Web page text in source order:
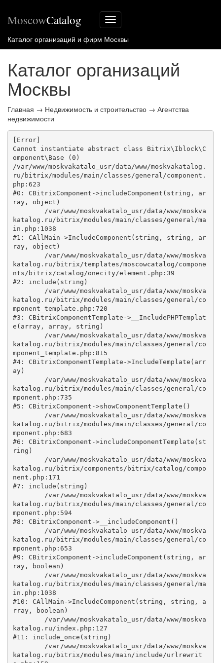
Меню
сайта
MoscowCatalog
Каталог организаций и фирм Москвы
Каталог организаций
Москвы
Главная → Недвижимость и строительство → Агентства
недвижимости
[Error]
Cannot instantiate abstract class Bitrix\Iblock\C
omponent\Base (0)
/var/www/moskvakatalo_usr/data/www/moskvakatalog.
ru/bitrix/modules/main/classes/general/component.
php:623
#0: CBitrixComponent->includeComponent(string, ar
ray, object)
katalog.ru/bitrix/modules/main/classes/general/ma
in.php:1038
#1: CAllMain->IncludeComponent(string, string, ar
ray, object)
katalog.ru/bitrix/templates/moscowcatalog/compone
nts/bitrix/catalog/onecity/element.php:39
#2: include(string)
katalog.ru/bitrix/modules/main/classes/general/co
mponent_template.php:720
#3: CBitrixComponentTemplate->__IncludePHPTemplat
e(array, array, string)
katalog.ru/bitrix/modules/main/classes/general/co
mponent_template.php:815
#4: CBitrixComponentTemplate->IncludeTemplate(arr
ay)
katalog.ru/bitrix/modules/main/classes/general/co
mponent.php:735
#5: CBitrixComponent->showComponentTemplate()
katalog.ru/bitrix/modules/main/classes/general/co
mponent.php:683
#6: CBitrixComponent->includeComponentTemplate(st
ring)
katalog.ru/bitrix/components/bitrix/catalog/compo
nent.php:171
#7: include(string)
katalog.ru/bitrix/modules/main/classes/general/co
mponent.php:594
#8: CBitrixComponent->__includeComponent()
katalog.ru/bitrix/modules/main/classes/general/co
mponent.php:653
#9: CBitrixComponent->includeComponent(string, ar
ray, boolean)
katalog.ru/bitrix/modules/main/classes/general/ma
in.php:1038
#10: CAllMain->IncludeComponent(string, string, a
rray, boolean)
katalog.ru/index.php:127
#11: include_once(string)
katalog.ru/bitrix/modules/main/include/urlrewrit